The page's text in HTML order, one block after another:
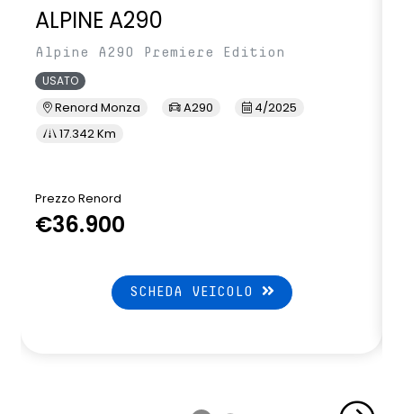
ALPINE A290
Alpine A290 Premiere Edition
USATO
Renord Monza A290
4/2025
17.342 Km
Prezzo Renord
€36.900
SCHEDA VEICOLO